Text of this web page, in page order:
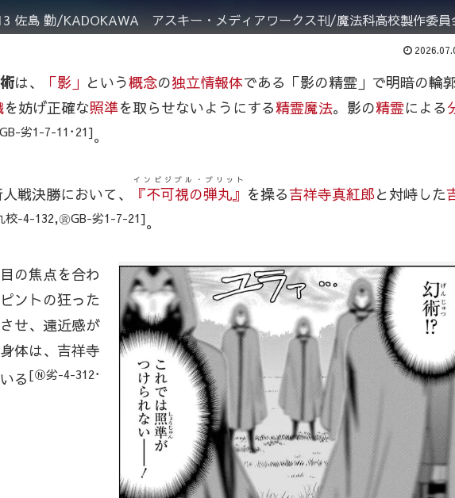
佐島 勤/KADOKAWA アスキー・メディアワークス刊/魔法科高校製作委員
は、 「影」 という概念の独立情報体である「影の精霊」で明暗の輪
を妨げ正確な照準を取らせないようにする精霊魔法。影の精霊による
劣1-7-11･21]。
戦決勝において、 『不可視の弾丸』
インビジブル・ブリット
を操る吉祥寺真紅郎と対峙した
-4-132,㊮GB-劣1-7-21]。
の焦点を合わ
ントの狂った
せ、遠近感が
体は、吉祥寺
る[Ⓝ劣-4-312･